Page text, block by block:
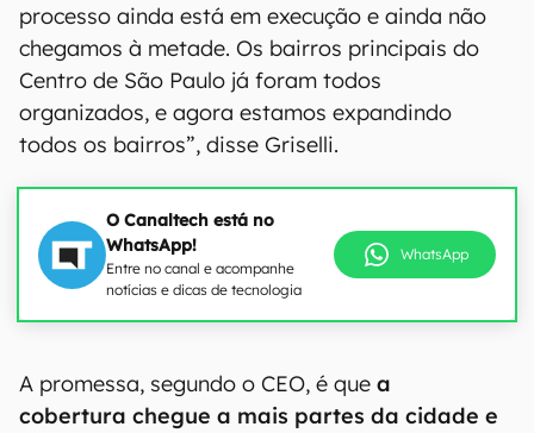
processo ainda está em execução e ainda não
chegamos à metade. Os bairros principais do
Centro de São Paulo já foram todos
organizados, e agora estamos expandindo
todos os bairros”, disse Griselli.
O Canaltech está no
WhatsApp!
Entre no canal e acompanhe
notícias e dicas de tecnologia
WhatsApp